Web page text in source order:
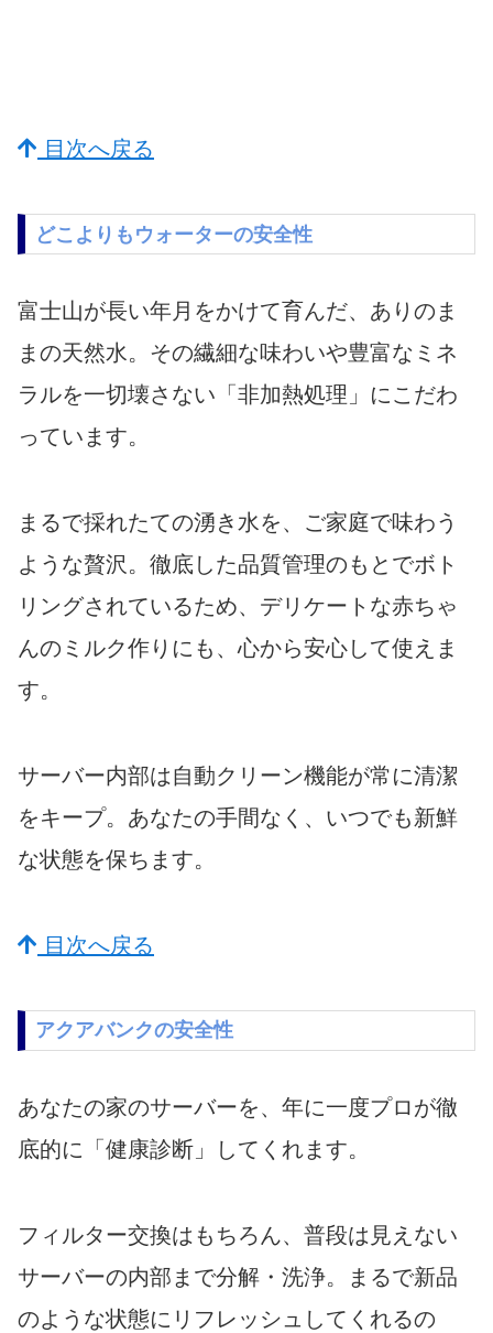
目次へ戻る
どこよりもウォーターの安全性
富士山が長い年月をかけて育んだ、ありのま
まの天然水。その繊細な味わいや豊富なミネ
ラルを一切壊さない「非加熱処理」にこだわ
っています。
まるで採れたての湧き水を、ご家庭で味わう
ような贅沢。徹底した品質管理のもとでボト
リングされているため、デリケートな赤ちゃ
んのミルク作りにも、心から安心して使えま
す。
サーバー内部は自動クリーン機能が常に清潔
をキープ。あなたの手間なく、いつでも新鮮
な状態を保ちます。
目次へ戻る
アクアバンクの安全性
あなたの家のサーバーを、年に一度プロが徹
底的に「健康診断」してくれます。
フィルター交換はもちろん、普段は見えない
サーバーの内部まで分解・洗浄。まるで新品
のような状態にリフレッシュしてくれるの